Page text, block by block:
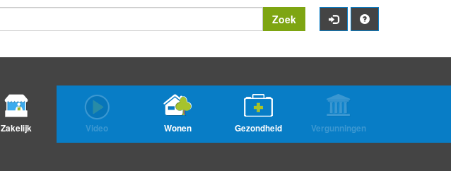
Zoek
Zakelijk Video Wonen Gezondheid Vergunningen